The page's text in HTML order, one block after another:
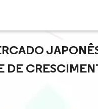
DE